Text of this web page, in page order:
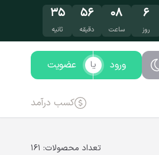
۶
روز
۰۸
ساعت
۵۶
دقیقه
۳۵
ثانیه
ورود عضویت یا
کسب درآمد
تعداد محصولات: 161